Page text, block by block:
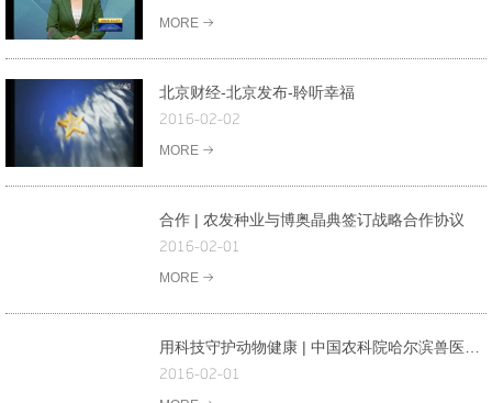
MORE
北京财经-北京发布-聆听幸福
2016-02-02
MORE
合作 | 农发种业与博奥晶典签订战略合作协议
2016-02-01
MORE
2016-02-01